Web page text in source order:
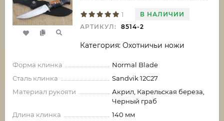
1
В НАЛИЧИИ
АРТИКУЛ:
8514-2
Категория: Охотничьи ножи
Форма клинка
Normal Blade
Сталь клинка
Sandvik 12C27
Материал рукояти
Акрил, Карельская береза,
Черный граб
Длина клинка
140 мм